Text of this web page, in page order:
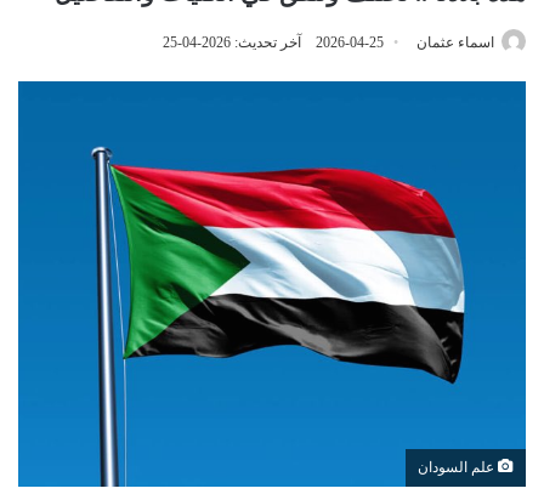
اسماء عثمان 2026-04-25 آخر تحديث: 2026-04-25
علم السودان